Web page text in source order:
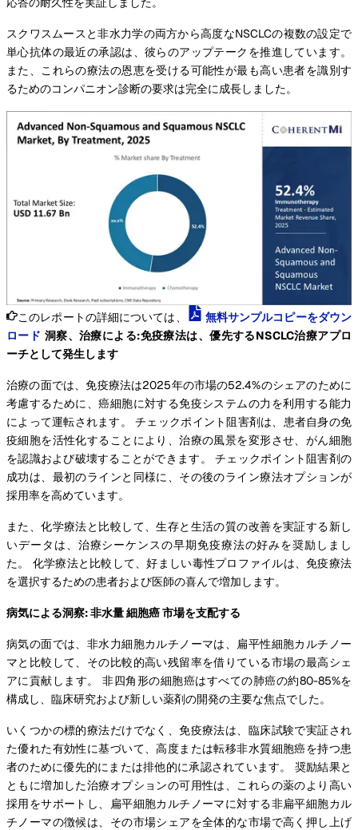
スクワスムースと非水力学の両方から高度なNSCLCの複数の設定で
単心抗体の最近の承認は、彼らのアップテークを推進しています。
また、これらの療法の恩恵を受ける可能性が最も高い患者を識別す
るためのコンパニオン診断の要求は完全に成長しました。
このレポートの詳細については、
無料サンプルコピーをダウン
ロード 洞察、治療による:免疫療法は、優先するNSCLC治療アプロ
ーチとして発生します
治療の面では、免疫療法は2025年の市場の52.4%のシェアのために
考慮するために、癌細胞に対する免疫システムの力を利用する能力
によって運転されます。 チェックポイント阻害剤は、患者自身の免
疫細胞を活性化することにより、治療の風景を変形させ、がん細胞
を認識および破壊することができます。 チェックポイント阻害剤の
成功は、最初のラインと同様に、その後のライン療法オプションが
採用率を高めています。
また、化学療法と比較して、生存と生活の質の改善を実証する新し
いデータは、治療シーケンスの早期免疫療法の好みを奨励しまし
た。 化学療法と比較して、好ましい毒性プロファイルは、免疫療法
を選択するための患者および医師の喜んで増加します。
病気による洞察: 非水量 細胞癌 市場を支配する
病気の面では、非水力細胞カルチノーマは、扁平性細胞カルチノー
マと比較して、その比較的高い残留率を借りている市場の最高シェ
アに貢献します。 非四角形の細胞癌はすべての肺癌の約80-85%を
構成し、臨床研究および新しい薬剤の開発の主要な焦点でした。
いくつかの標的療法だけでなく、免疫療法は、臨床試験で実証され
た優れた有効性に基づいて、高度または転移非水質細胞癌を持つ患
者のために優先的にまたは排他的に承認されています。 奨励結果と
ともに増加した治療オプションの可用性は、これらの薬のより高い
採用をサポートし、扁平細胞カルチノーマに対する非扁平細胞カル
チノーマの徴候は、その市場シェアを全体的な市場で高く押し上げ